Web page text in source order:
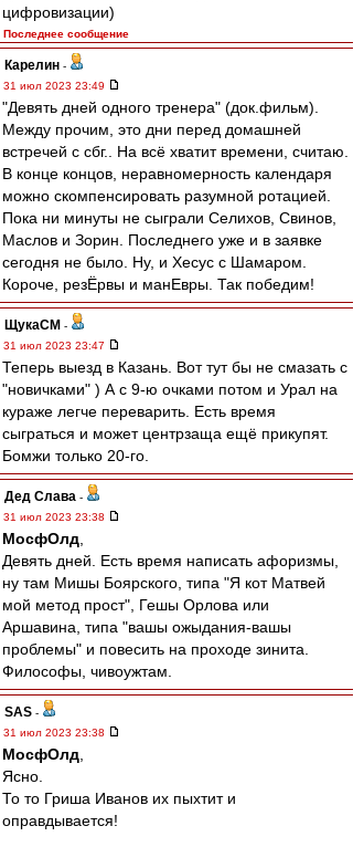
цифровизации)
Последнее сообщение
Карелин -
31 июл 2023 23:49
"Девять дней одного тренера" (док.фильм).
Между прочим, это дни перед домашней
встречей с сбг.. На всё хватит времени, считаю.
В конце концов, неравномерность календаря
можно скомпенсировать разумной ротацией.
Пока ни минуты не сыграли Селихов, Свинов,
Маслов и Зорин. Последнего уже и в заявке
сегодня не было. Ну, и Хесус с Шамаром.
Короче, резЁрвы и манЕвры. Так победим!
ЩукаСМ -
31 июл 2023 23:47
Теперь выезд в Казань. Вот тут бы не смазать с
"новичками" ) А с 9-ю очками потом и Урал на
кураже легче переварить. Есть время
сыграться и может центрзаща ещё прикупят.
Бомжи только 20-го.
Дед Слава -
31 июл 2023 23:38
МосфОлд
Девять дней. Есть время написать афоризмы,
ну там Мишы Боярского, типа "Я кот Матвей
мой метод прост", Гешы Орлова или
Аршавина, типа "вашы ожыдания-вашы
проблемы" и повесить на проходе зинита.
Философы, чивоужтам.
SAS -
31 июл 2023 23:38
МосфОлд
Ясно.
То то Гриша Иванов их пыхтит и
оправдывается!